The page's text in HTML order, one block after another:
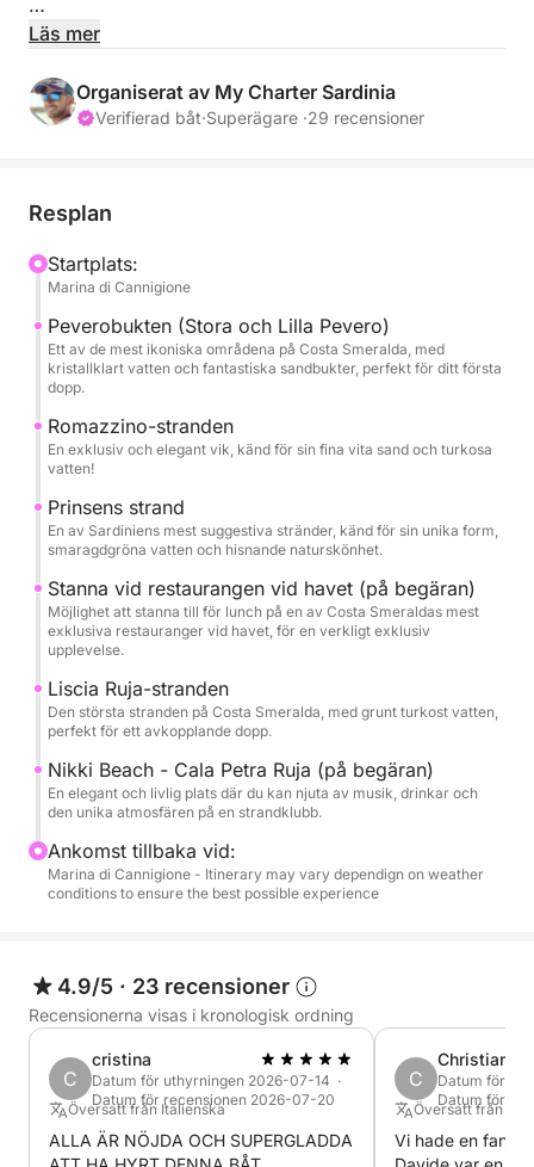
Med avgång från Cannigione seglar du längs en av
för sitt kristallklara vatten, gömda vikar och lyxiga
atmosfär.
upplevelse, anpassad efter dina preferenser. Oavsett
lunch vid havet, kan allt ordnas.
✔ Privat fartyg för din grupps exklusiva bruk
✔ Flexibel resplan baserad på väderförhållanden
och dina preferenser
✔ Möjlighet att boka strandklubbar eller
restauranger vid havet
Perfekt för par, familjer eller små grupper som söker
en avkopplande och lyxig dag till sjöss.
Tveka inte att kontakta mig för personlig rådgivning.
Bränsle som betalas i hamnen: 400/500 euro
Läs mer
Organiserat av My Charter Sardinia
Verifierad båt·Superägare ·29 recensioner
Resplan
Startplats:
Marina di Cannigione
Peverobukten (Stora och Lilla Pevero)
Ett av de mest ikoniska områdena på Costa Smeralda, med
kristallklart vatten och fantastiska sandbukter, perfekt för ditt första
dopp.
Romazzino-stranden
En exklusiv och elegant vik, känd för sin fina vita sand och turkosa
vatten!
Prinsens strand
En av Sardiniens mest suggestiva stränder, känd för sin unika form,
smaragdgröna vatten och hisnande naturskönhet.
Stanna vid restaurangen vid havet (på begäran)
Möjlighet att stanna till för lunch på en av Costa Smeraldas mest
exklusiva restauranger vid havet, för en verkligt exklusiv
upplevelse.
Liscia Ruja-stranden
Den största stranden på Costa Smeralda, med grunt turkost vatten,
perfekt för ett avkopplande dopp.
Nikki Beach - Cala Petra Ruja (på begäran)
En elegant och livlig plats där du kan njuta av musik, drinkar och
den unika atmosfären på en strandklubb.
Ankomst tillbaka vid:
Marina di Cannigione - Itinerary may vary dependign on weather
conditions to ensure the best possible experience
4.9/5 · 23 recensioner
Recensionerna visas i kronologisk ordning
C
cristina
Datum för uthyrningen 2026-07-14 ·
Datum för recensionen 2026-07-20
Översatt från Italienska
ALLA ÄR NÖJDA OCH SUPERGLADDA
C
Christian
Datum för
Datum för
Översatt från
Vi hade en